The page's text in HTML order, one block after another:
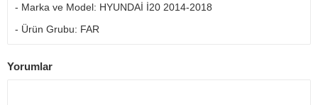
- Marka ve Model: HYUNDAİ İ20 2014-2018
- Ürün Grubu: FAR
Yorumlar